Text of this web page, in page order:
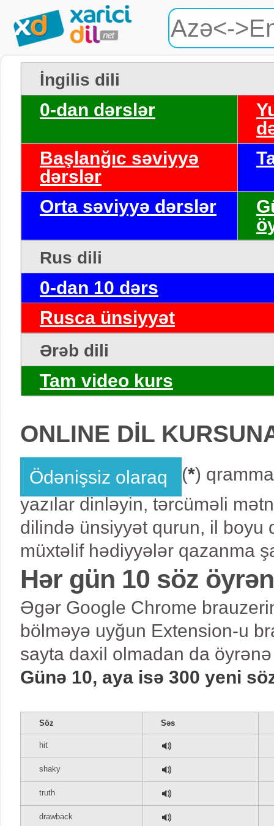
İngilis dili
0-dan dərslər
Başlanğıc səviyyə
dərslər
Orta səviyyə dərslər
Rus dili
0-dan 10 dərs
Rusca ünsiyyət
Ərəb dili
Tam video kurs
ONLINE DİL
Ödənişsiz olaraq (*)
yazılar dinləyin, tərcüməli
dilində ünsiyyət qurun, il boyu
müxtəlif hədiyyələr qazanma
Hər gün 10 söz
Əgər Google Chrome
bölməyə uyğun Extension-u
sayta daxil olmadan da
Günə 10, aya isə 300 yeni
Söz Səs
hit
shaky
truth
drawback